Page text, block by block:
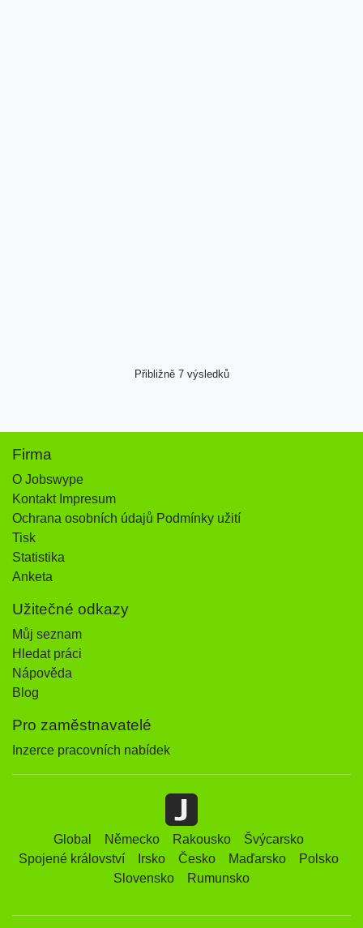
Přibližně 7 výsledků
Firma
O Jobswype
Kontakt Impresum
Ochrana osobních údajů Podmínky užití
Tisk
Statistika
Anketa
Užitečné odkazy
Můj seznam
Hledat práci
Nápověda
Blog
Pro zaměstnavatelé
Inzerce pracovních nabídek
Global Německo Rakousko
Švýcarsko
Spojené království
Irsko Česko Maďarsko
Polsko
Slovensko
Rumunsko